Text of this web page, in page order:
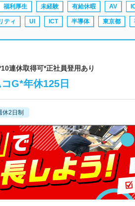
福利厚生 未経験 有給休暇 AV
ティ UI ICT 半導体 東京都
連休取得可*正社員登用あり
G*年休125日
休2日制